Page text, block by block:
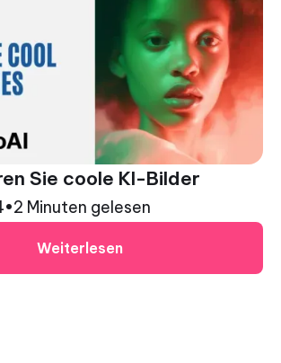
Sie coole KI-Bilder
•2 Minuten gelesen
Weiterlesen